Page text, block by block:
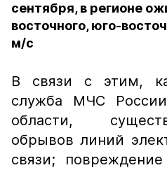
сентября, в регионе
восточного, юго-
м/с
В связи с этим,
служба МЧС
области,
обрывов линий
связи;